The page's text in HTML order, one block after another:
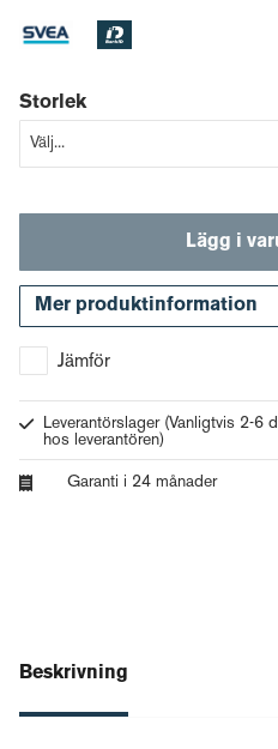
Storlek
Lägg i
Mer produktinformation
Jämför
Leverantörslager (Vanligtvis 2-6
hos leverantören)
Garanti i 24 månader
Beskrivning